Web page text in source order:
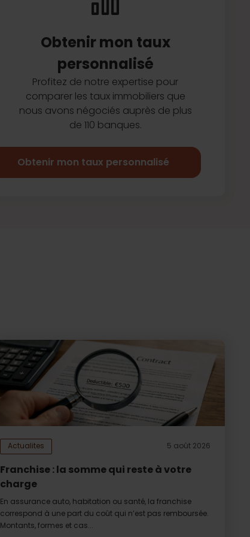
Obtenir mon taux
personnalisé
Profitez de notre expertise pour
comparer les taux immobiliers que
nous avons négociés auprès de plus
de 110 banques.
Obtenir mon taux personnalisé
Actualites 5 août 2026
Franchise : la somme qui reste à votre
charge
En assurance auto, habitation ou santé, la franchise
correspond à une part du coût qui n’est pas remboursée.
Montants, formes et cas...